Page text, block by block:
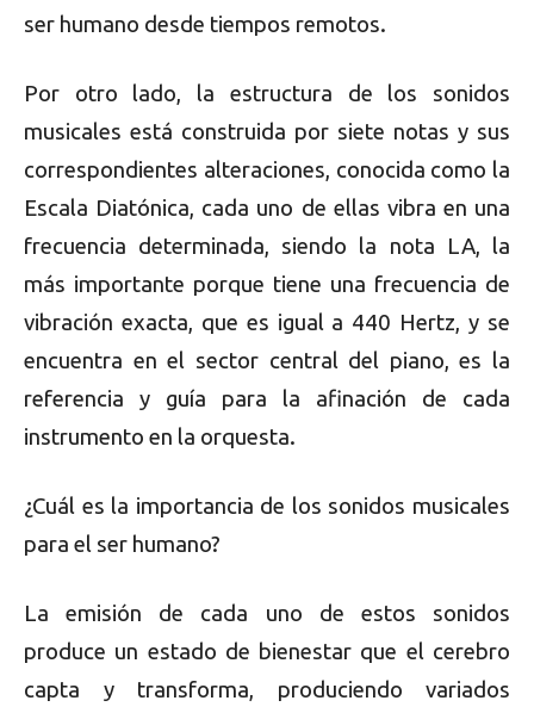
ser humano desde tiempos remotos.
Por otro lado, la estructura de los sonidos
musicales está construida por siete notas y sus
correspondientes alteraciones, conocida como la
Escala Diatónica, cada uno de ellas vibra en una
frecuencia determinada, siendo la nota LA, la
más importante porque tiene una frecuencia de
vibración exacta, que es igual a 440 Hertz, y se
encuentra en el sector central del piano, es la
referencia y guía para la afinación de cada
instrumento en la orquesta.
¿Cuál es la importancia de los sonidos musicales
para el ser humano?
La emisión de cada uno de estos sonidos
produce un estado de bienestar que el cerebro
capta y transforma, produciendo variados